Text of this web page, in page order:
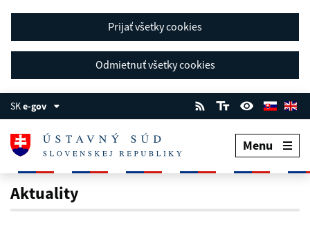
Prijať všetky cookies
Odmietnuť všetky cookies
SKe-gov
Menu
Ústavný súd Slovenskej
Aktuality